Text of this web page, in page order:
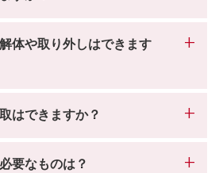
体や取り外しはできます
はできますか？
要なものは？